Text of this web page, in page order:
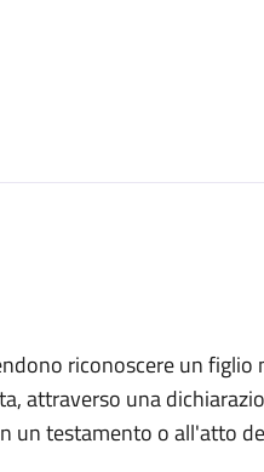
riconoscere un
attraverso una
un testamento o all'atto